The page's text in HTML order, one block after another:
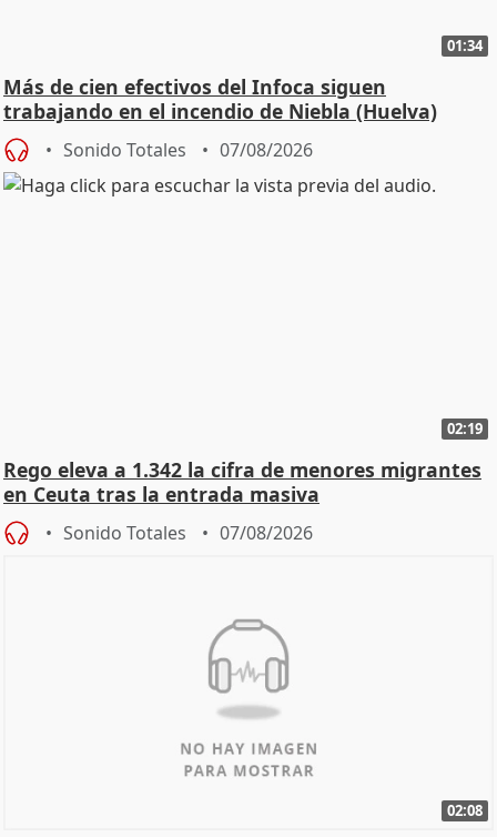
01:34
Más de cien efectivos del Infoca siguen
trabajando en el incendio de Niebla (Huelva)
Sonido Totales 07/08/2026
02:19
Rego eleva a 1.342 la cifra de menores migrantes
en Ceuta tras la entrada masiva
Sonido Totales 07/08/2026
02:08